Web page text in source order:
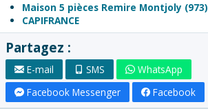
Maison 5 pièces Remire Montjoly (973)
CAPIFRANCE
Partagez :
E-mail SMS
WhatsApp
Facebook Messenger
Facebook